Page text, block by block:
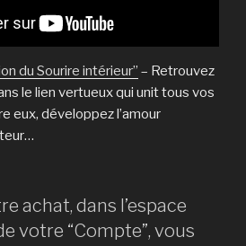
du Sourire intérieur” – Retrouvez
le lien vertueux qui unit tous vos
eux, développez l’amour
achat, dans l’espace
votre “Compte”, vous